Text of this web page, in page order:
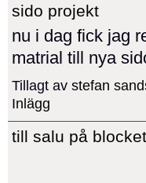
sido projekt
nu i dag fick jag
matrial till nya
Tillagt av stefan
Inlägg
till salu på